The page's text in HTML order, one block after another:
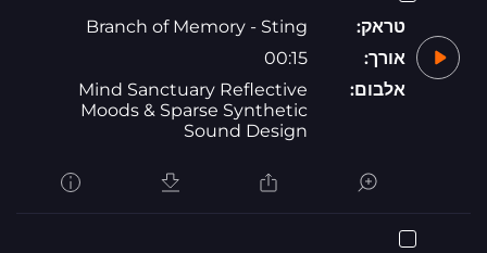
טראק:
Branch of Memory - Sting
אורך:
00:15
אלבום:
Mind Sanctuary Reflective
Moods & Sparse Synthetic
Sound Design